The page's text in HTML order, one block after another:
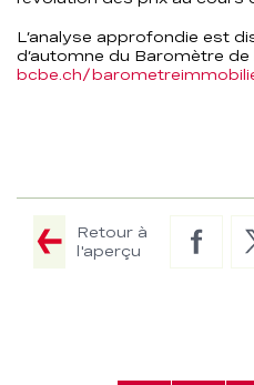
L’analyse approfondie est
d’automne du Baromètre de
bcbe.ch/
Retour à
l'aperçu